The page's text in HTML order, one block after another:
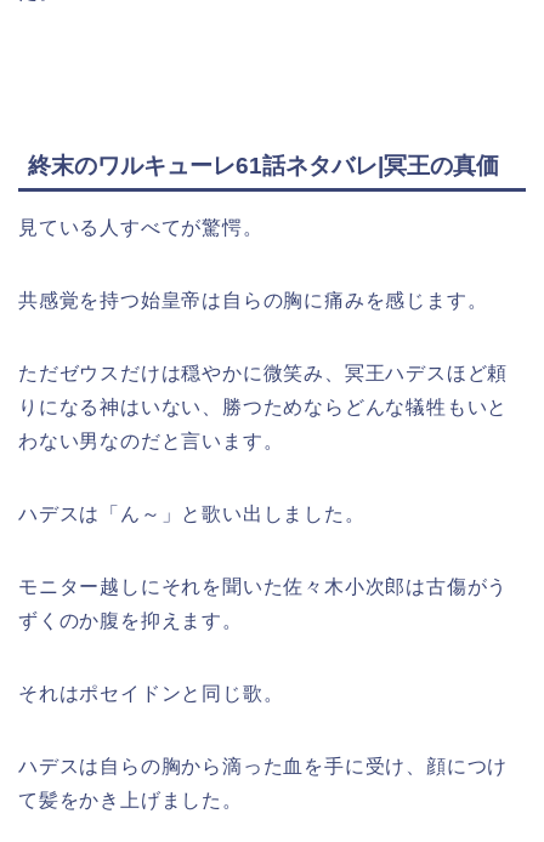
終末のワルキューレ61話ネタバレ|冥王の真価
見ている人すべてが驚愕。
共感覚を持つ始皇帝は自らの胸に痛みを感じます。
ただゼウスだけは穏やかに微笑み、冥王ハデスほど頼
りになる神はいない、勝つためならどんな犠牲もいと
わない男なのだと言います。
ハデスは「ん～」と歌い出しました。
モニター越しにそれを聞いた佐々木小次郎は古傷がう
ずくのか腹を抑えます。
それはポセイドンと同じ歌。
ハデスは自らの胸から滴った血を手に受け、顔につけ
て髪をかき上げました。